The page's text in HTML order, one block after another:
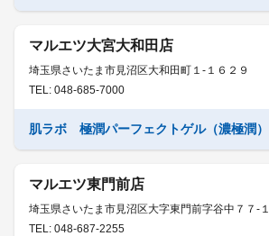
マルエツ大宮大和田店
埼玉県さいたま市見沼区大和田町１-１６２９
TEL: 048-685-7000
肌ラボ 極潤パーフェクトゲル（濃極潤）
マルエツ東門前店
埼玉県さいたま市見沼区大字東門前字谷中７７-１
TEL: 048-687-2255